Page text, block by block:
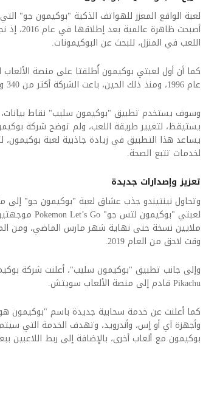
أصبحت
اللعب في المنزل، للبحث عن البوكيمونات.
عام 1996، ومنذ ذلك الحين، باعت الشركة أكثر من 340 وحدة من المنصة في جميع أنحاء العالم.
وسوف يستخدم تطبيق "بوكيمون سليب" نقاط
يستيقظ، لتغيير طريقة اللعب، ولم توضح شركة
يساعد هذا التطبيق في زيادة جاذبية لعبة بوكيمون،
لخدمات تتبع الصحة.
تعزيز وإصدارات جديدة
ملايين نسخة حتى نهاية شهر مارس الماضي، ومن
وقت لاحق من العام 2019.
Pikachu قادم إلى منصة الألعاب سويتش.
بوكيمون مع ألعاب أخرى، بالإضافة إلى ربط اللاعبين